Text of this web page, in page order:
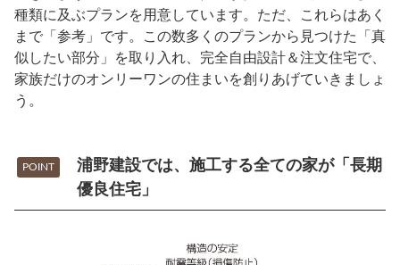
種類に及ぶプランを用意しています。ただ、これらはあく
まで「参考」です。この数多くのプランから見つけた「真
似したい部分」を取り入れ、完全自由設計＆注文住宅で、
家族だけのオンリーワンの住まいを創りあげていきましょ
う。
POINT
浦野建設では、施工する全ての家が「長期
優良住宅」